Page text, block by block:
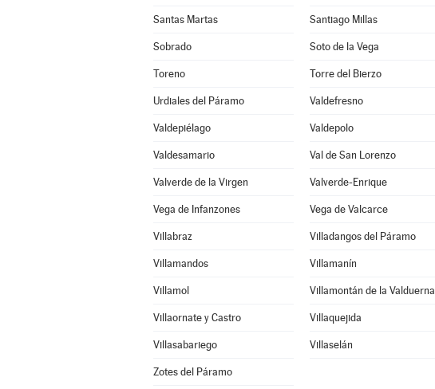
Santas Martas Santiago Millas
Sobrado Soto de la Vega
Toreno Torre del Bierzo
Urdiales del Páramo Valdefresno
Valdepiélago Valdepolo
Valdesamario Val de San Lorenzo
Valverde de la Virgen Valverde-Enrique
Vega de Infanzones Vega de Valcarce
Villabraz Villadangos del Páramo
Villamandos Villamanín
Villamol Villamontán de la Valduerna
Villaornate y Castro Villaquejida
Villasabariego Villaselán
Zotes del Páramo